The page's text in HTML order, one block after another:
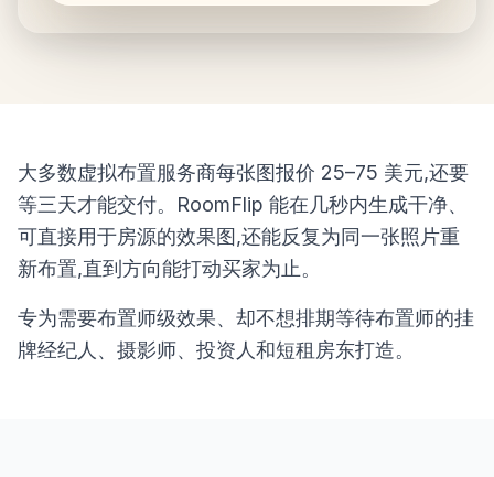
大多数虚拟布置服务商每张图报价 25–75 美元,还要
等三天才能交付。RoomFlip 能在几秒内生成干净、
可直接用于房源的效果图,还能反复为同一张照片重
新布置,直到方向能打动买家为止。
专为需要布置师级效果、却不想排期等待布置师的挂
牌经纪人、摄影师、投资人和短租房东打造。